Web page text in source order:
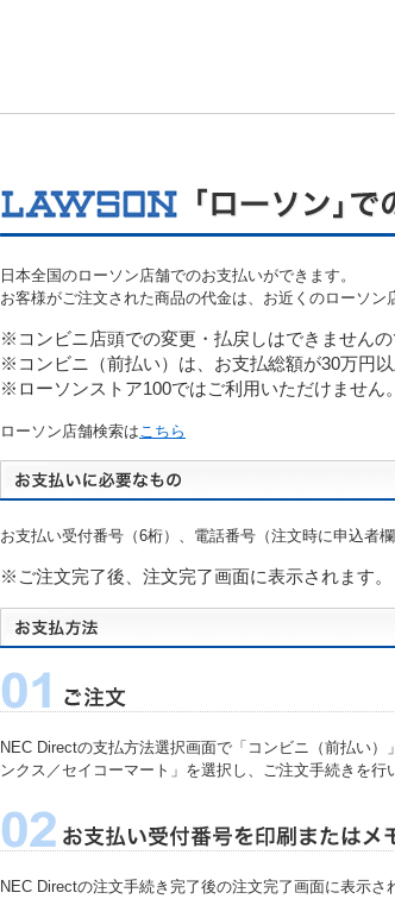
日本全国のローソン店舗でのお支払いができます。
お客様がご注文された商品の代金は、お近くのローソン
※コンビニ店頭での変更・払戻しはできませんの
※コンビニ（前払い）は、お支払総額が30万円
※ローソンストア100ではご利用いただけません。
ローソン店舗検索はこちら
お支払い受付番号（6桁）、電話番号（注文時に申込者欄
※ご注文完了後、注文完了画面に表示されます。
NEC Directの支払方法選択画面で「コンビニ（前払い
ンクス／セイコーマート」を選択し、ご注文手続きを行
NEC Directの注文手続き完了後の注文完了画面に表示